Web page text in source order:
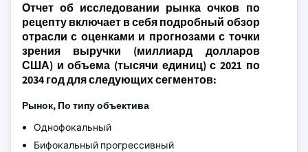
Отчет об исследовании рынка очков по
рецепту включает в себя подробный обзор
отрасли с оценками и прогнозами с точки
зрения выручки (миллиард долларов
США) и объема (тысячи единиц) с 2021 по
2034 год для следующих сегментов:
Рынок, По типу объектива
Однофокальный
Бифокальный прогрессивный